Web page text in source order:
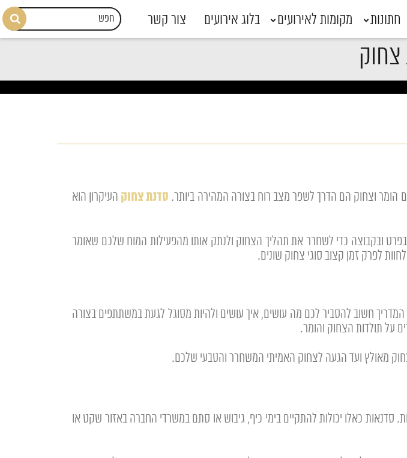
חתונות מקומות לאירועים בלוג אירועים צור קשר
הומר וצחוק הם הדרך לשפר מצב רוח בצורה המהירה ביותר. סדנת צחוק העיקרון הוא
ובקבוצה כדי לשחרר את תהליך הצחוק ולנתק אותו מהפעילות המוח שלכם שאומר
לפרק זמן קצוב סוגי צחוק שונים.
חשוב להסביר לכם מה עושים, איך עושים ולהיות מסוגל לגעת במשתתפים בצורה
על תולדות הצחוק והומר.
צחוק מאולץ ועד הגעה לצחוק האמיתי המשחרר והטבעי שלכם.
כאלו יכולות להתקיים בימי כיף, גיבוש או סתם במשרדי החברה באזור שקט או